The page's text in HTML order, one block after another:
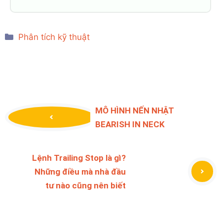
Leave a Comment